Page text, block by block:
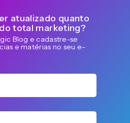
atualizado quanto
total marketing?
Blog e cadastre-se
e matérias no seu e-